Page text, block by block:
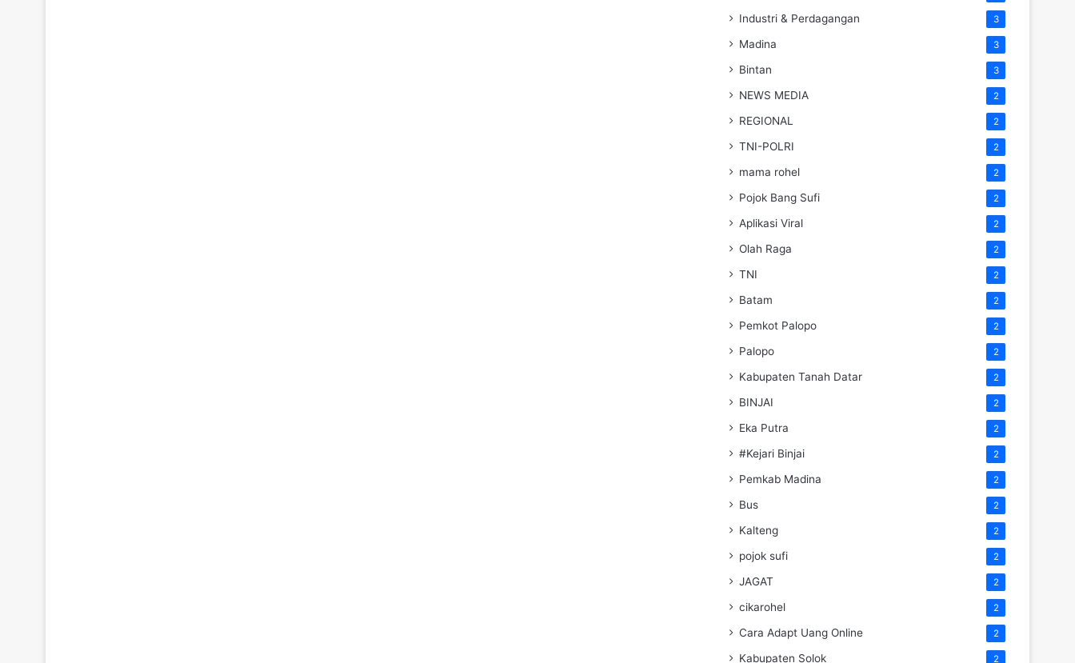
Industri & Perdagangan 3
Madina 3
Bintan 3
NEWS MEDIA 2
REGIONAL 2
TNI-POLRI 2
mama rohel 2
Pojok Bang Sufi 2
Aplikasi Viral 2
Olah Raga 2
TNI 2
Batam 2
Pemkot Palopo 2
Palopo 2
Kabupaten Tanah Datar 2
BINJAI 2
Eka Putra 2
#Kejari Binjai 2
Pemkab Madina 2
Bus 2
Kalteng 2
pojok sufi 2
JAGAT 2
cikarohel 2
Cara Adapt Uang Online 2
Kabupaten Solok 2